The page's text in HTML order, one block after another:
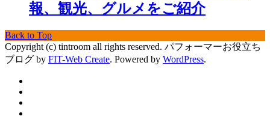
報、観光、グルメをご紹介
Back to Top
Copyright (c) tintroom all rights reserved. パフォーマーお役立ち
ブログ by FIT-Web Create. Powered by WordPress.